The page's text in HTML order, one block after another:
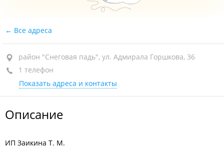
Все адреса
район "Снеговая падь", ул. Адмирала Горшкова, 36
1 телефон
Показать адреса и контакты
Описание
ИП Заикина Т. М.